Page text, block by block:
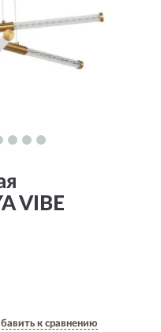
VIBE
к сравнению